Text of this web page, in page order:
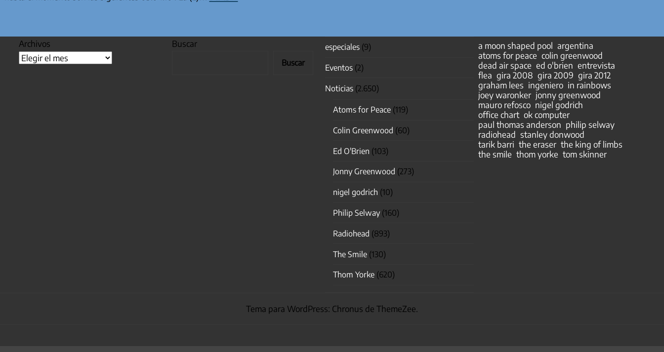
Archivos Buscar
Buscar
especiales(9)
Eventos(2)
Noticias(2.650)
Atoms for Peace(119)
Colin Greenwood (60)
Ed O'Brien (103)
Jonny Greenwood (273)
nigel godrich (10)
Philip Selway(160)
Radiohead (893)
The Smile(130)
Thom Yorke(620)
a moon shaped pool argentina
atoms for peace colin greenwood
dead air space ed o'brien entrevista
flea gira 2008 gira 2009 gira 2012
graham lees ingeniero in rainbows
joey waronker jonny greenwood
mauro refosco nigel godrich
office chart ok computer
paul thomas anderson philip selway
radiohead stanley donwood
tarik barri the eraser the king of limbs
the smile thom yorke tom skinner
Tema para WordPress: Chronus de ThemeZee.